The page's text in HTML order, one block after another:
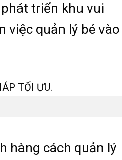
triển khu vui
việc quản lý bé vào
hàng cách quản lý